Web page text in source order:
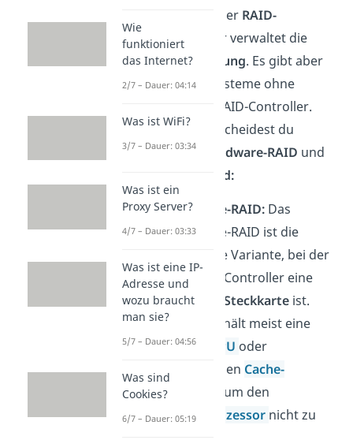
entscheidet der RAID-
Controller
. Er verwaltet die
Datenverteilung. Es gibt aber
auch RAID-Systeme ohne
physischen RAID-Controller.
Daher unterscheidest du
zwischen
Hardware-RAID und
Software-Raid:
Hardware-RAID: Das
Hardware-RAID ist die
klassische Variante, bei der
der RAID-Controller eine
spezielle Steckkarte ist.
Diese enthält meist eine
eigene
CPU oder
zusätzlichen Cache-
Speicher, um den
Hauptprozessor nicht zu
Wie
funktioniert
das Internet?
2/7 – Dauer: 04:14
Was ist WiFi?
3/7 – Dauer: 03:34
Was ist ein
Proxy Server?
4/7 – Dauer: 03:33
Was ist eine IP-
Adresse und
wozu braucht
man sie?
5/7 – Dauer: 04:56
Was sind
Cookies?
6/7 – Dauer: 05:19